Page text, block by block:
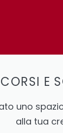
CORSI E
uno
alla tua